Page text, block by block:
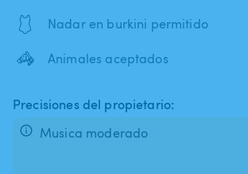
🩱
Nadar en burkini permitido
🦓 Animales aceptados
Precisiones del propietario:
Musica moderado